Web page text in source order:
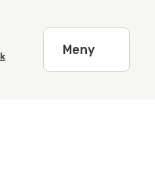
Meny